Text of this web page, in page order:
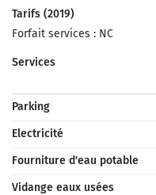
Tarifs (2019)
Forfait services : NC
Services
Parking
Electricité
Fourniture d'eau potable
Vidange eaux usées